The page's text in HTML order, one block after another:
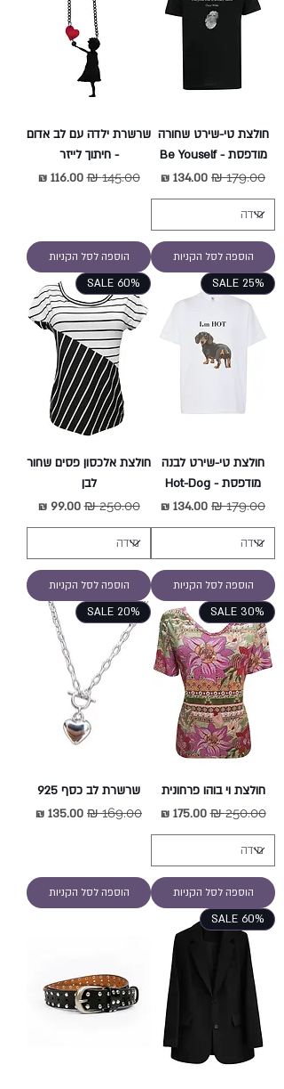
חולצת טי-שירט שחורה
מודפסת - Be Youself
מחיר רגיל
מחיר מבצע
הוספה לסל הקניות
שרשרת ילדה עם לב אדום
- חיתוך לייזר
מחיר רגיל‏145.00 ‏₪ מחיר מבצע‏116.00 ‏₪
הוספה לסל הקניות
SALE 25%
חולצת טי-שירט לבנה
מודפסת - Hot-Dog
מחיר רגיל
מחיר מבצע
הוספה לסל הקניות
SALE 60%
חולצת אלכסון פסים שחור
לבן
מחיר רגיל‏250.00 ‏₪ מחיר מבצע‏99.00 ‏₪
הוספה לסל הקניות
SALE 30%
חולצת וי בוהו פרחונית
מחיר רגיל‏250.00 ‏₪ מחיר מבצע‏175.00 ‏₪
הוספה לסל הקניות
SALE 20%
שרשרת לב כסף 925
מחיר רגיל
מחיר מבצע
הוספה לסל הקניות
SALE 60%